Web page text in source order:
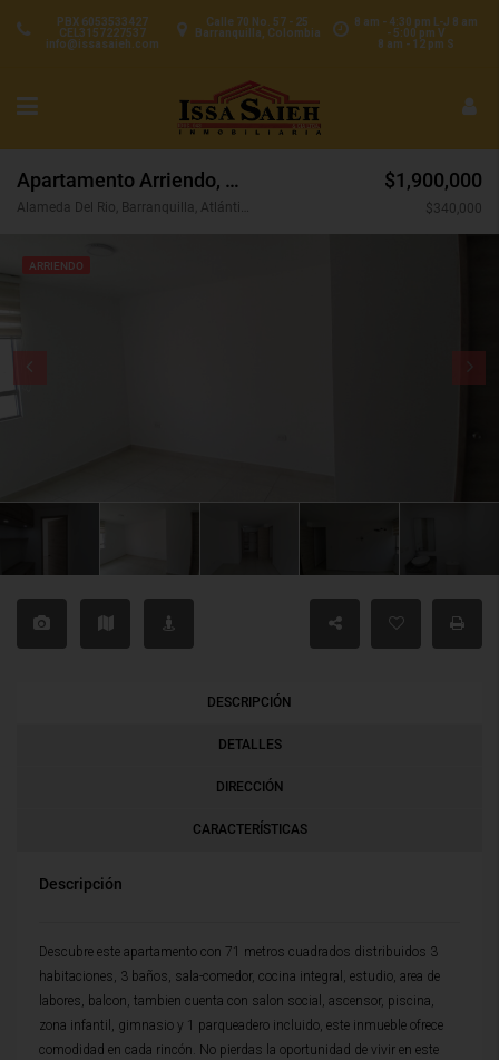
8 am - 4:30 pm L-J 8 am
- 5:00 pm V
8 am - 12 pm S
Calle 70 No. 57 - 25
Barranquilla, Colombia
PBX 6053533427
CEL3157227537
info@issasaieh.com
Apartamento Arriendo, Alameda Del Rio, Barranquilla (31368)
Alameda Del Rio, Barranquilla, Atlántico, Colombia
$1,900,000
$340,000
ARRIENDO
DESCRIPCIÓN
DETALLES
DIRECCIÓN
CARACTERÍSTICAS
Descripción
Descubre este apartamento con 71 metros cuadrados distribuidos 3
habitaciones, 3 baños, sala-comedor, cocina integral, estudio, area de
labores, balcon, tambien cuenta con salon social, ascensor, piscina,
zona infantil, gimnasio y 1 parqueadero incluido, este inmueble ofrece
comodidad en cada rincón. No pierdas la oportunidad de vivir en este